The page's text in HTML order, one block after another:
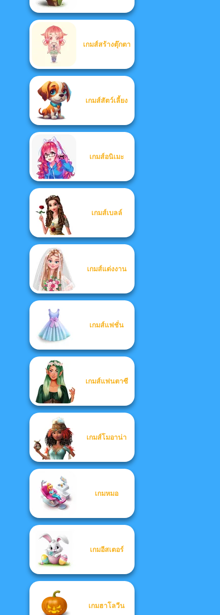
เกมส์สร้างตุ๊กตา
เกมส์สัตว์เลี้ยง
เกมส์อนิเมะ
เกมส์เบลล์
เกมส์แต่งงาน
เกมส์แฟชั่น
เกมส์แฟนตาซี
เกมส์โมอาน่า
เกมหมอ
เกมอีสเตอร์
เกมฮาโลวีน